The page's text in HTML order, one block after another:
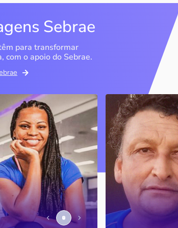
Sebrae
para transformar
com o apoio do Sebrae.
Olimpic Shape
/ SP
atleta olímpica e
diz que o Sebrae
fundamental para que ela
tirar a ideia do
e estruturar o negócio
DG
Água Mineral
Marília / SP
Entenda como o
ajudou a
negócio, que